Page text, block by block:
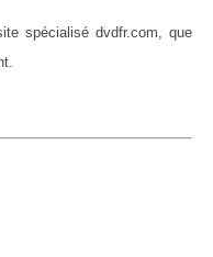
spécialisé dvdfr.com, que